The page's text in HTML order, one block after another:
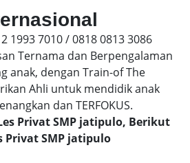
1993 7010 / 0818 0813 3086
Ternama dan Berpengalaman
anak, dengan Train-of The
Ahli untuk mendidik anak
dan TERFOKUS.
Privat SMP jatipulo, Berikut
Privat SMP jatipulo